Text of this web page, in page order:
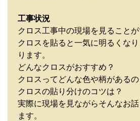
工事状況
クロス工事中の現場を見ることが
クロスを貼ると一気に明るくな
ります。
どんなクロスがおすすめ？
クロスってどんな色や柄があるの
クロスの貼り分けのコツは？
実際に現場を見ながらそんなお
ます。